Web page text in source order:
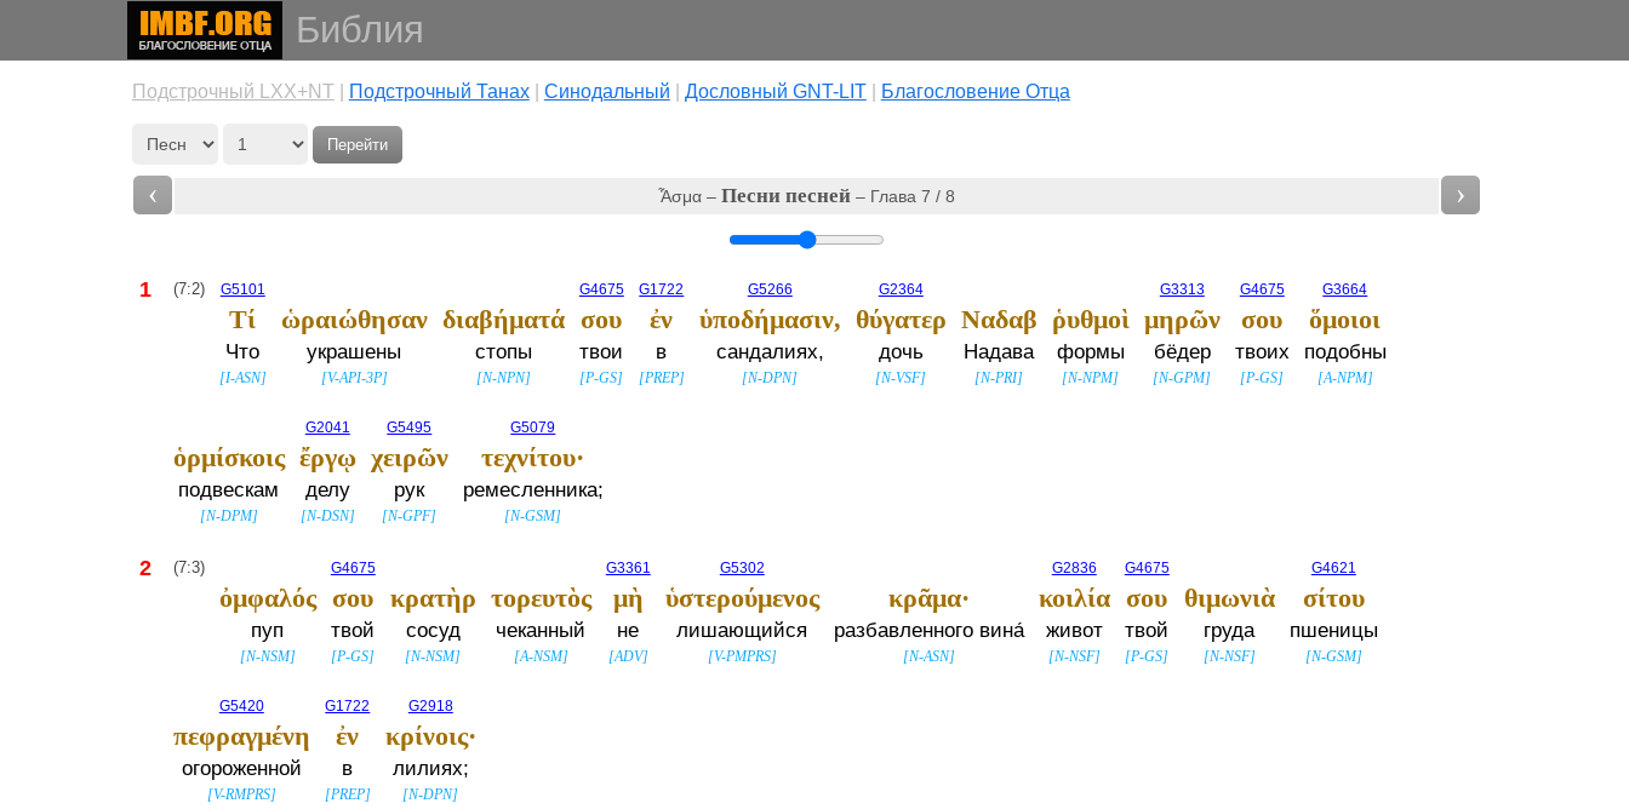
Библия
Подстрочный LXX+NT| Подстрочный Танах| Cинодальный Дословный GNT-LIT| Благословение Отца
Перейти
‹ Ἆσμα – Песни песней– Глава 7 / 8 ›
1 (7:2) G5101
Τί
Что
[I-ASN]
ὡραιώθησαν
украшены
[V-API-3P]
διαβήματά
стопы
[N-NPN]
G4675
σου
твои
[P-GS]
G1722
ἐν
в
[PREP]
G5266
ὑποδήμασιν,
сандалиях,
[N-DPN]
G2364
θύγατερ
дочь
[N-VSF]
Ναδαβ
Надава
[N-PRI]
ῥυθμοὶ
формы
[N-NPM]
G3313
μηρῶν
бёдер
[N-GPM]
G4675
σου
твоих
[P-GS]
G3664
ὅμοιοι
подобны
[A-NPM]
ὁρμίσκοις
подвескам
[N-DPM]
G2041
ἔργῳ
делу
[N-DSN]
G5495
χειρῶν
рук
[N-GPF]
G5079
τεχνίτου·
ремесленника;
[N-GSM]
2 (7:3)
ὀμφαλός
пуп
[N-NSM]
G4675
σου
твой
[P-GS]
κρατὴρ
сосуд
[N-NSM]
τορευτὸς
чеканный
[A-NSM]
G3361
μὴ
не
[ADV]
G5302
ὑστερούμενος
лишающийся
[V-PMPRS]
κρᾶμα·
разбавленного вина́
[N-ASN]
G2836
κοιλία
живот
[N-NSF]
G4675
σου
твой
[P-GS]
θιμωνιὰ
груда
[N-NSF]
G4621
σίτου
пшеницы
[N-GSM]
G5420
πεφραγμένη
огороженной
[V-RMPRS]
G1722
ἐν
в
[PREP]
G2918
κρίνοις·
лилиях;
[N-DPN]